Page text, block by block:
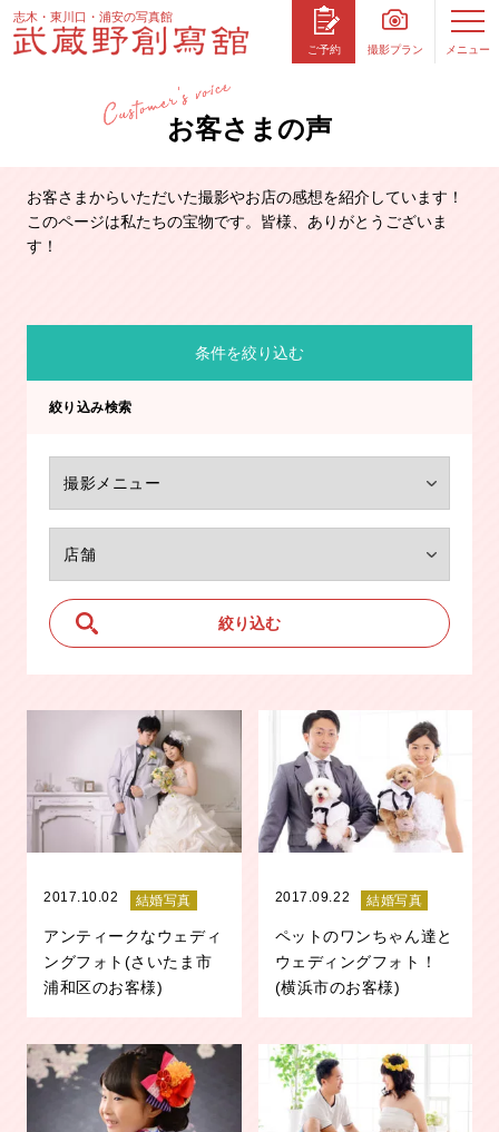
志木・東川口・浦安の写真館
ご予約 撮影プラン メニュー
お客さまの声
お客さまからいただいた撮影やお店の感想を紹介しています！
このページは私たちの宝物です。皆様、ありがとうございま
す！
条件を絞り込む
絞り込み検索
2017.10.02 結婚写真
アンティークなウェディ
ングフォト(さいたま市
浦和区のお客様)
2017.09.22 結婚写真
ペットのワンちゃん達と
ウェディングフォト！
(横浜市のお客様)